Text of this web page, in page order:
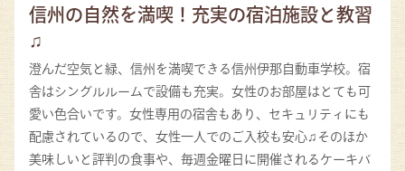
信州の自然を満喫！充実の宿泊施設と教習
♫
澄んだ空気と緑、信州を満喫できる信州伊那自動車学校。宿
舎はシングルルームで設備も充実。女性のお部屋はとても可
愛い色合いです。女性専用の宿舎もあり、セキュリティにも
配慮されているので、女性一人でのご入校も安心♫そのほか
美味しいと評判の食事や、毎週金曜日に開催されるケーキバ